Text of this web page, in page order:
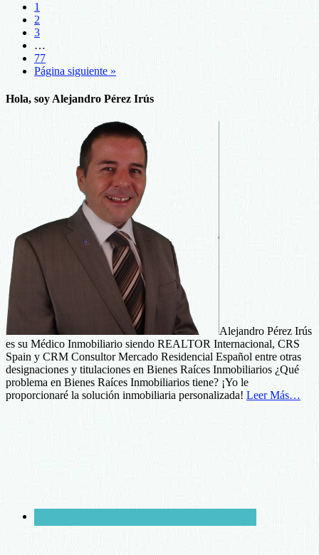
Email
1
2
3
…
77
Página siguiente »
Hola, soy Alejandro Pérez Irús
Alejandro Pérez Irús
es su Médico Inmobiliario siendo REALTOR Internacional, CRS
Spain y CRM Consultor Mercado Residencial Español entre otras
designaciones y titulaciones en Bienes Raíces Inmobiliarios ¿Qué
problema en Bienes Raíces Inmobiliarios tiene? ¡Yo le
proporcionaré la solución inmobiliaria personalizada! Leer Más…